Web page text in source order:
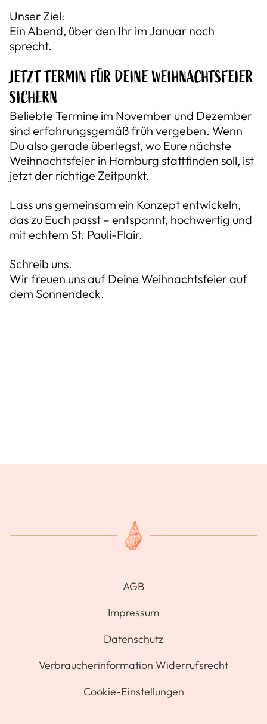
Unser Ziel:
Ein Abend, über den Ihr im Januar noch
sprecht.
JETZT TERMIN FÜR DEINE WEIHNACHTSFEIER
SICHERN
Beliebte Termine im November und Dezember
sind erfahrungsgemäß früh vergeben. Wenn
Du also gerade überlegst, wo Eure nächste
Weihnachtsfeier in Hamburg stattfinden soll, ist
jetzt der richtige Zeitpunkt.
Lass uns gemeinsam ein Konzept entwickeln,
das zu Euch passt – entspannt, hochwertig und
mit echtem St. Pauli-Flair.
Schreib uns.
Wir freuen uns auf Deine Weihnachtsfeier auf
dem Sonnendeck.
AGB
Impressum
Datenschutz
Verbraucherinformation Widerrufsrecht
Cookie-Einstellungen